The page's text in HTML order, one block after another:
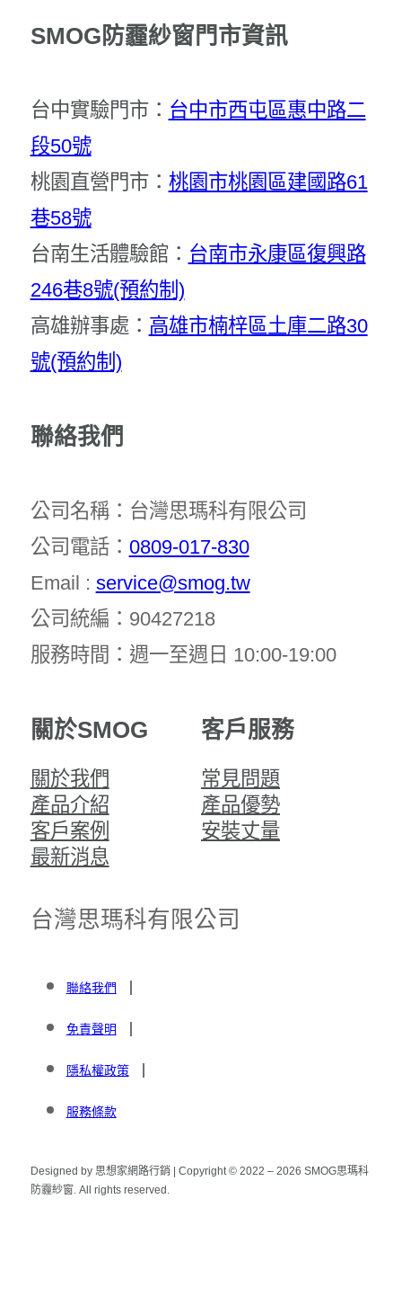
SMOG防霾紗窗門市資訊
台中實驗門市： 台中市西屯區惠中路二
段50號
桃園直營門市： 桃園市桃園區建國路61
巷58號
台南生活體驗館： 台南市永康區復興路
246巷8號(預約制)
高雄辦事處： 高雄市楠梓區土庫二路30
號(預約制)
關於SMOG
關於我們
產品介紹
客戶案例
最新消息
客戶服務
常見問題
產品優勢
安裝丈量
聯絡我們
公司名稱：台灣思瑪科有限公司
公司電話： 0809-017-830
Email : service@smog.tw
公司統編：90427218
服務時間：週一至週日 10:00-19:00
聯絡我們
免責聲明
隱私權政策
服務條款
Designed by 思想家網路行銷 | Copyright © 2022 – 2026 SMOG思瑪科
防霾紗窗. All rights reserved.
台灣思瑪科有限公司